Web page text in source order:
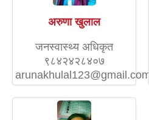
अरुणा खुलाल
जनस्वास्थ्य अधिकृत
९८४२४२८४०७
arunakhulal123@gmail.com